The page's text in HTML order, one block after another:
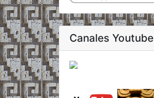
Canales Youtube